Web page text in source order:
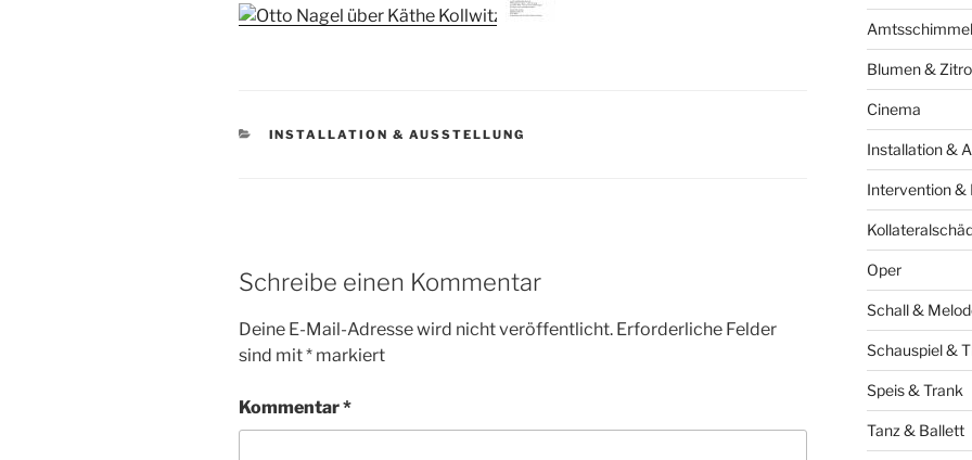
KATEGORIEN
INSTALLATION & AUSSTELLUNG
Schreibe einen Kommentar
Deine E-Mail-Adresse wird nicht veröffentlicht. Erforderliche Felder
sind mit* markiert
Kommentar*
Amtsschimmel
Blumen &
Cinema
Installation &
Intervention &
Oper
Schall &
Schauspiel &
Speis & Trank
Tanz & Ballett